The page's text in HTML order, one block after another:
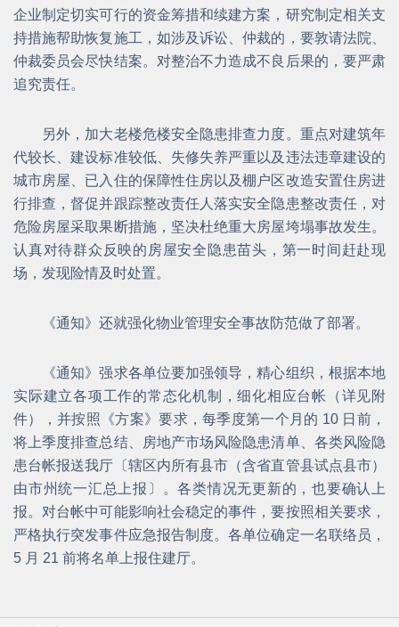
企业制定切实可行的资金筹措和续建方案，研究制定相关支
持措施帮助恢复施工，如涉及诉讼、仲裁的，要敦请法院、
仲裁委员会尽快结案。对整治不力造成不良后果的，要严肃
追究责任。
另外，加大老楼危楼安全隐患排查力度。重点对建筑年
代较长、建设标准较低、失修失养严重以及违法违章建设的
城市房屋、已入住的保障性住房以及棚户区改造安置住房进
行排查，督促并跟踪整改责任人落实安全隐患整改责任，对
危险房屋采取果断措施，坚决杜绝重大房屋垮塌事故发生。
认真对待群众反映的房屋安全隐患苗头，第一时间赶赴现
场，发现险情及时处置。
《通知》还就强化物业管理安全事故防范做了部署。
《通知》强求各单位要加强领导，精心组织，根据本地
实际建立各项工作的常态化机制，细化相应台帐（详见附
件），并按照《方案》要求，每季度第一个月的 10 日前，
将上季度排查总结、房地产市场风险隐患清单、各类风险隐
患台帐报送我厅〔辖区内所有县市（含省直管县试点县市）
由市州统一汇总上报〕。各类情况无更新的，也要确认上
报。对台帐中可能影响社会稳定的事件，要按照相关要求，
严格执行突发事件应急报告制度。各单位确定一名联络员，
5 月 21 前将名单上报住建厅。